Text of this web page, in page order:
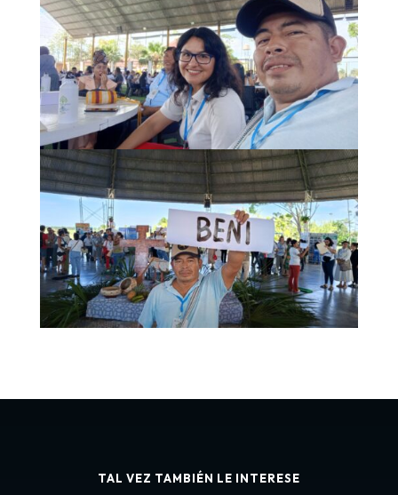
TAL VEZ TAMBIÉN LE INTERESE